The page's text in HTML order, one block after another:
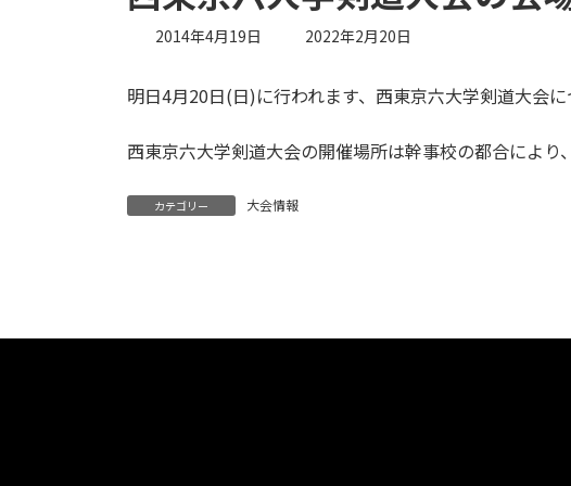
2014年4月19日
最
新
時
:
2022年2月20日
明日4月20日(日)に行われます、西東京六大学剣道大会
西東京六大学剣道大会の開催場所は幹事校の都合により
カテゴリー 大会情報